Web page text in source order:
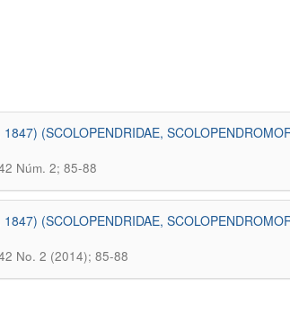
(SCOLOPENDRIDAE,
Núm. 2; 85-88
(SCOLOPENDRIDAE,
No. 2 (2014); 85-88